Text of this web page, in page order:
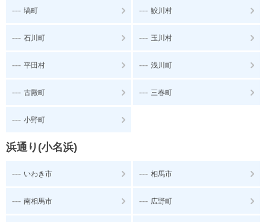
--- 塙町 --- 鮫川村
--- 石川町 --- 玉川村
--- 平田村 --- 浅川町
--- 古殿町 --- 三春町
--- 小野町
浜通り(小名浜)
--- いわき市 --- 相馬市
--- 南相馬市 --- 広野町